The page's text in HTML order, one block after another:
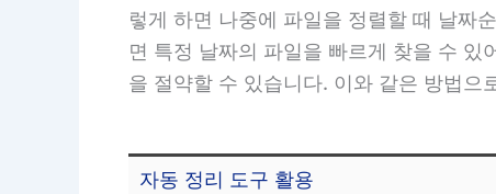
렇게 하면 나중에 파일을 정렬할 때 날짜
면 특정 날짜의 파일을 빠르게 찾을 수
을 절약할 수 있습니다. 이와 같은 방법으
자동 정리 도구 활용